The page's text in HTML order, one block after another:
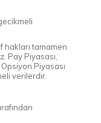
hakları tamamen
Pay Piyasası,
Piyasası
verilerdir.